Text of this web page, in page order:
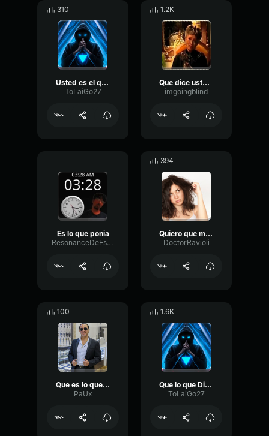
310
Usted es el que Presta
ToLaiGo27
1.2K
Que dice usted?
imgoingblind
Es lo que ponia
ResonanceDeEsserFlanger58654
394
Quiero que me lo meta
DoctorRavioli
100
Que es lo que querias hacer ahi
PaUx
1.6K
Que lo que Dicen
ToLaiGo27